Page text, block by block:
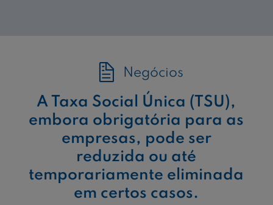
Negócios
A Taxa Social Única (TSU),
embora obrigatória para as
empresas, pode ser
reduzida ou até
temporariamente eliminada
em certos casos.